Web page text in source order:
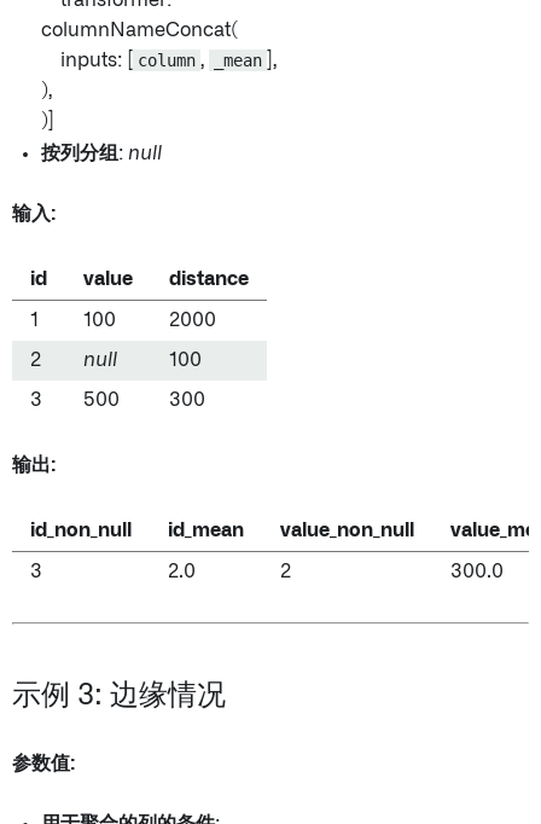
columnNameConcat(
inputs: [
column , _mean ],
),
)]
按列分组 : null
输入:
id value distance
1 100 2000
2 null 100
3 500 300
输出:
id_non_null id_mean value_non_null
3 2.0 2 300.0
示例 3: 边缘情况
参数值: